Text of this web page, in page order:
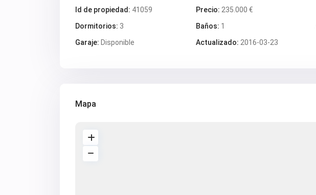
Id de propiedad: 41059 Precio: 235.000 €
Dormitorios: 3 Baños: 1
Garaje: Disponible Actualizado: 2016-03-23
Mapa